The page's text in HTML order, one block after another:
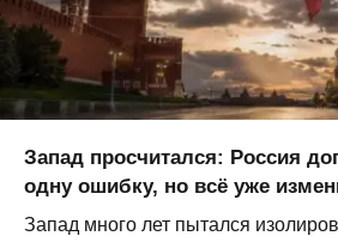
Запад просчитался: Россия
одну ошибку, но всё уже
Запад много лет пытался